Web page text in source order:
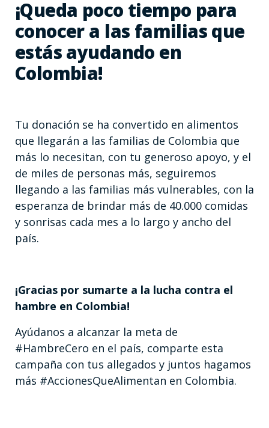
¡Queda poco tiempo para
conocer a las familias que
estás ayudando en
Colombia!
Tu donación se ha convertido en alimentos
que llegarán a las familias de Colombia que
más lo necesitan, con tu generoso apoyo, y el
de miles de personas más, seguiremos
llegando a las familias más vulnerables, con la
esperanza de brindar más de 40.000 comidas
y sonrisas cada mes a lo largo y ancho del
país.
¡Gracias por sumarte a la lucha contra el
hambre en Colombia!
Ayúdanos a alcanzar la meta de
#HambreCero en el país, comparte esta
campaña con tus allegados y juntos hagamos
más #AccionesQueAlimentan en Colombia.